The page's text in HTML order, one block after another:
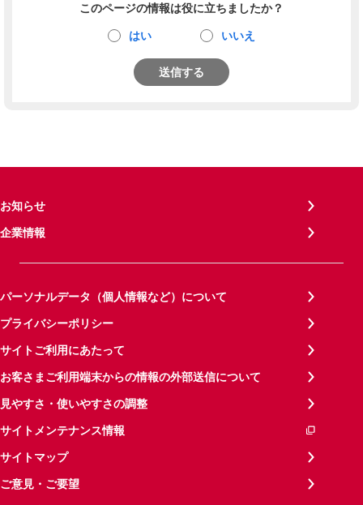
このページの情報は役に立ちましたか？
はい いいえ
送信する
お知らせ
企業情報
パーソナルデータ（個人情報など）について
プライバシーポリシー
サイトご利用にあたって
お客さまご利用端末からの情報の外部送信について
見やすさ・使いやすさの調整
サイトメンテナンス情報
サイトマップ
ご意見・ご要望